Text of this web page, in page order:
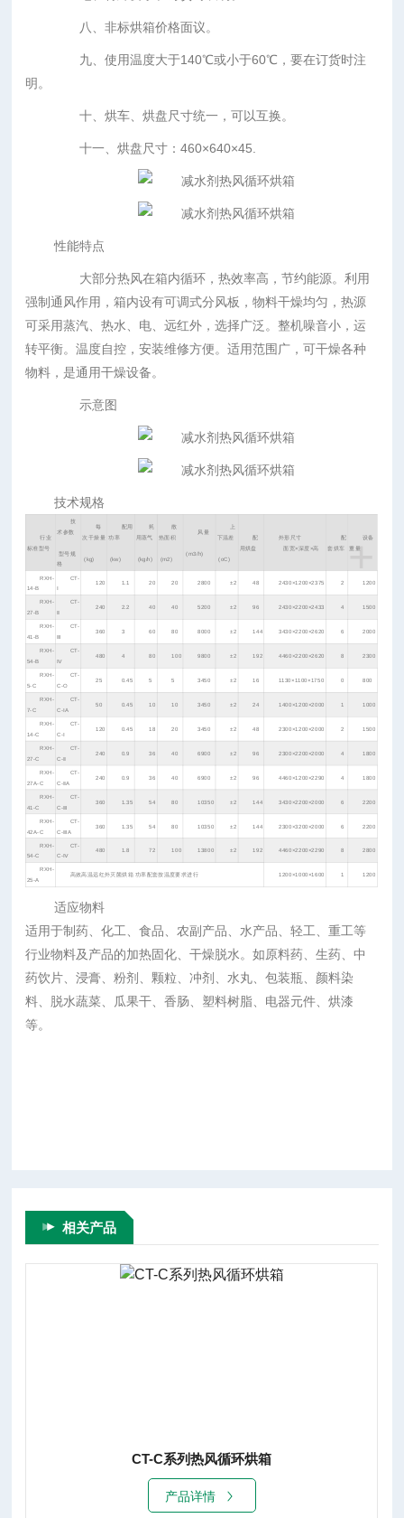
八、非标烘箱价格面议。
九、使用温度大于140℃或小于60℃，要在订货时注
明。
十、烘车、烘盘尺寸统一，可以互换。
十一、烘盘尺寸：460×640×45.
性能特点
大部分热风在箱内循环，热效率高，节约能源。利用
强制通风作用，箱内设有可调式分风板，物料干燥均匀，热源
可采用蒸汽、热水、电、远红外，选择广泛。整机噪音小，运
转平衡。温度自控，安装维修方便。适用范围广，可干燥各种
物料，是通用干燥设备。
示意图
技术规格
+
行业
标准型号
技
术参数
型号规
格
每
次干燥量
(kg)
配用
功率
(kw)
耗
用蒸气
(kg/h)
散
热面积
(m2)
风量
(m3/h)
上
下温差
(oC)
配
用烘盘
外形尺寸
面宽×深度×高
配
套烘车
设备
重量
RXH-
14-B
CT-
Ⅰ
120 1.1 20 20 2800 ±2 48 2430×1200×2375 2 1200
RXH-
27-B
CT-
Ⅱ
240 2.2 40 40 5200 ±2 96 2430×2200×2433 4 1500
RXH-
41-B
CT-
Ⅲ
360 3 60 80 8000 ±2 144 3430×2200×2620 6 2000
RXH-
54-B
CT-
Ⅳ
480 4 80 100 9800 ±2 192 4460×2200×2620 8 2300
RXH-
5-C
CT-
C-O
25 0.45 5 5 3450 ±2 16 1130×1100×1750 0 800
RXH-
7-C
CT-
C-ⅠA
50 0.45 10 10 3450 ±2 24 1400×1200×2000 1 1000
RXH-
14-C
CT-
C-Ⅰ
120 0.45 18 20 3450 ±2 48 2300×1200×2000 2 1500
RXH-
27-C
CT-
C-Ⅱ
240 0.9 36 40 6900 ±2 96 2300×2200×2000 4 1800
RXH-
27A-C
CT-
C-ⅡA
240 0.9 36 40 6900 ±2 96 4460×1200×2290 4 1800
RXH-
41-C
CT-
C-Ⅲ
360 1.35 54 80 10350 ±2 144 3430×2200×2000 6 2200
RXH-
42A-C
CT-
C-ⅢA
360 1.35 54 80 10350 ±2 144 2300×3200×2000 6 2200
RXH-
54-C
CT-
C-Ⅳ
480 1.8 72 100 13800 ±2 192 4460×2200×2290 8 2800
RXH-
25-A
高效高温远红外灭菌烘箱 功率配套按温度要求进行 1200×1000×1600 1 1200
适应物料
适用于制药、化工、食品、农副产品、水产品、轻工、重工等
行业物料及产品的加热固化、干燥脱水。如原料药、生药、中
药饮片、浸膏、粉剂、颗粒、冲剂、水丸、包装瓶、颜料染
料、脱水蔬菜、瓜果干、香肠、塑料树脂、电器元件、烘漆
等。
相关产品
CT热风循环烘箱
产品详情